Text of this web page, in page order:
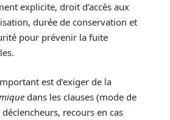
explicite, droit d’accès aux
durée de conservation et
pour prévenir la fuite
est d’exiger de la
dans les clauses (mode de
recours en cas